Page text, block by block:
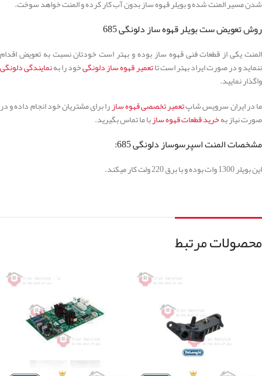
شدن مسیر المنت شده و بویلر قهوه ساز بدون آب کار کرده و المنت خواهد سوخت.
روش تعویض ست بویلر قهوه ساز دلونگی 685
المنت یکی از قطعات فنی قهوه ساز بوده و بهتر است خودتان نسبت به تعویض اقدام
ننماید و در صورت ایراد بهتر است تاتعمیر قهوه ساز دلونگیخود را بهنمایندگی دلونگی
واگذار نمایید.
ما در ایران سرویس شاپتعمیر تخصصی قهوه سازرا برای مشتریان خود انجام داده و در
صورت نیاز بهخرید قطعات قهوه سازبا ما تماس بگیرید.
مشخصات المنت اسپرسوساز دلونگی 685:
این بویلر 1300 وات بوده و با برق 220 ولت کار میکند.
محصولات مرتبط